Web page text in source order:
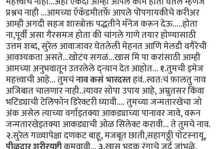
प्रश्नच नाही ...आमच्या ऍकॅडमीतर्फ़े आपले पॊपगायकीचे करीअर
आम्ही अगदी सहज शास्त्रोक्त पद्धतीने मॅनेज करून देऊ.....होता
ना,पूर्वी असा गैरसमज होता की चांगले गाणे तयार होण्यासाठी
उत्तम शब्द, सुरेल आवाजावर घेतलेली मेहनत आणि मेलडी वगैरेची
आवश्यकता असते...खोटंय सगळं...खास मि पा करांसाठी आम्ही
आमच्या अनुभवातून उतरलेले द्न्य़ान देत आहोत...१.तुमची इमेज
महत्त्वाची आहे... तुमचंनाव कसं भारदस्तहवं..स्वत:चं फ़ालतु नाव
अजिबात चालणार नाही..त्यावर सोपा उपाय आहे, अम्रुतसर किंवा
भटिंड्याची टेलिफोन डिरेक्टरी घ्यावी.... तुमच्या जन्मतारखेचा जो
अंक असेल त्याच्या वर्गाइतक्या आकड्याच्या पानावर जावे, वरून
जन्मतारखेइतक्या आकड्याची ओळ सिलेक्ट करावी... ते तुमचे नाव.
२.सुरेल गळ्यापेक्षा दणकट बाहू, मजबूत छाती,सहागठ्ठी पोटस्नायू,